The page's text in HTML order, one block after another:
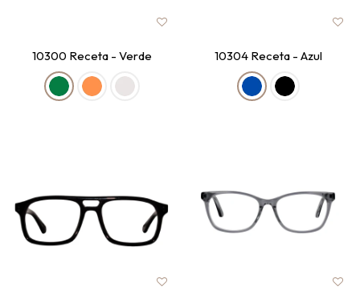
10300 Receta - Verde 10304 Receta - Azul